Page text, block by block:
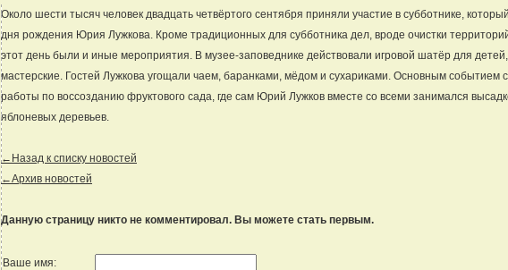
Около шести тысяч человек двадцать четвёртого сентября приняли участие в субботнике,
дня рождения Юрия Лужкова. Кроме традиционных для субботника дел, вроде очистки
этот день были и иные мероприятия. В музее-заповеднике действовали игровой шатёр для
мастерские. Гостей Лужкова угощали чаем, баранками, мёдом и сухариками. Основным событием
работы по воссозданию фруктового сада, где сам Юрий Лужков вместе со всеми занимался
яблоневых деревьев.
←Назад к списку новостей
←Архив новостей
Данную страницу никто не комментировал. Вы можете стать первым.
Ваше имя: